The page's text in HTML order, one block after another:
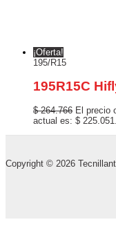
¡Oferta!
195/R15
195R15C
$264.766 El precio
actual es: $ 225.051.
Copyright © 2026